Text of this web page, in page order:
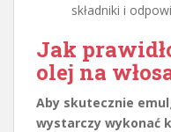
składniki i
Jak
olej na
Aby skutecznie
wystarczy wykonać